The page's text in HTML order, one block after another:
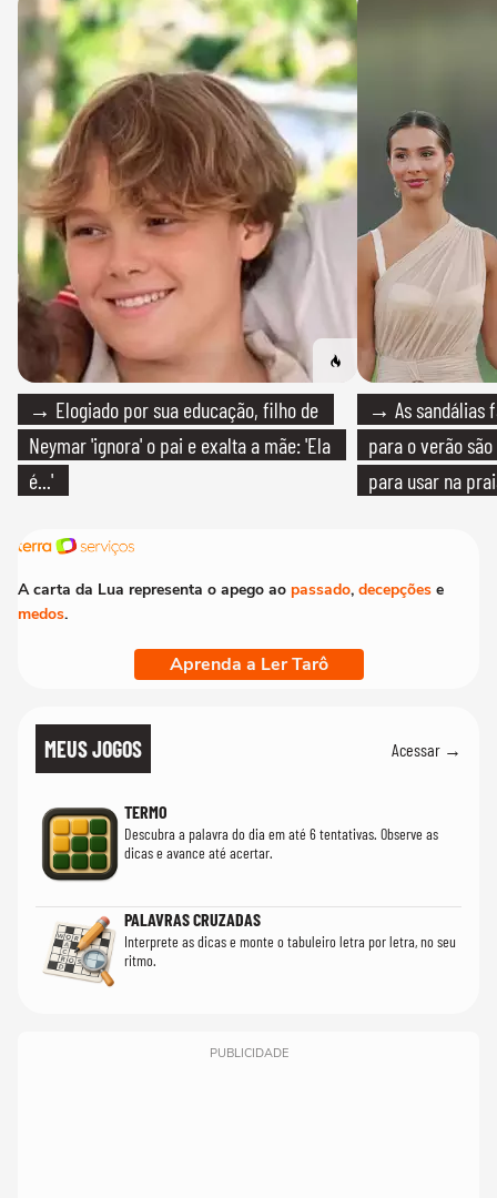
→ Elogiado por sua educação, filho de
Neymar 'ignora' o pai e exalta a mãe: 'Ela
é...'
→ As sandálias
para o verão
para usar na
A carta da Lua representa o apego ao passado, decepções e
medos.
Aprenda a Ler Tarô
MEUS JOGOS Acessar →
TERMO
Descubra a palavra do dia em até 6 tentativas. Observe as
dicas e avance até acertar.
PALAVRAS CRUZADAS
Interprete as dicas e monte o tabuleiro letra por letra, no seu
ritmo.
PUBLICIDADE